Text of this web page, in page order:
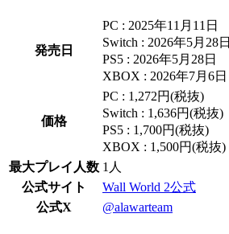
発売日
PC : 2025年11月11日
Switch : 2026年5月28日
PS5 : 2026年5月28日
XBOX : 2026年7月6日
価格
PC : 1,272円(税抜)
Switch : 1,636円(税抜)
PS5 : 1,700円(税抜)
XBOX : 1,500円(税抜)
最大プレイ人数 1人
公式サイト
Wall World 2公式
公式X
@alawarteam